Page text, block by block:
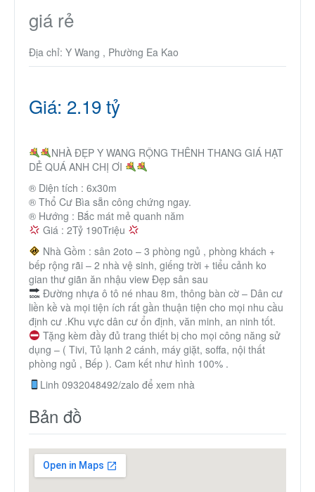
Thành Phố Cà Phê
Ecocity Premia
giá rẻ
Địa chỉ: Y Wang , Phường Ea Kao
Giá: 2.19 tỷ
NHÀ ĐẸP Y WANG RỘNG THÊNH THANG GIÁ HẠT
DẺ QUÁ ANH CHỊ ƠI
®️ Diện tích : 6x30m
®️ Thổ Cư Bìa sẵn công chứng ngay.
®️ Hướng : Bắc mát mẻ quanh năm
Giá : 2Tỷ 190Triệu
Nhà Gồm : sân 2oto – 3 phòng ngủ , phòng khách +
bếp rộng rãi – 2 nhà vệ sinh, giếng trời + tiểu cảnh ko
gian thư giãn ăn nhậu view Đẹp sân sau
Đường nhựa ô tô né nhau 8m, thông bàn cờ – Dân cư
liền kề và mọi tiện ích rất gần thuận tiện cho mọi nhu cầu
định cư .Khu vực dân cư ổn định, văn minh, an ninh tốt.
Tặng kèm đầy đủ trang thiết bị cho mọi công năng sử
dụng – ( Tivi, Tủ lạnh 2 cánh, máy giặt, soffa, nội thất
phòng ngủ , Bếp ). Cam kết như hình 100% .
Linh 0932048492/zalo để xem nhà
Bản đồ